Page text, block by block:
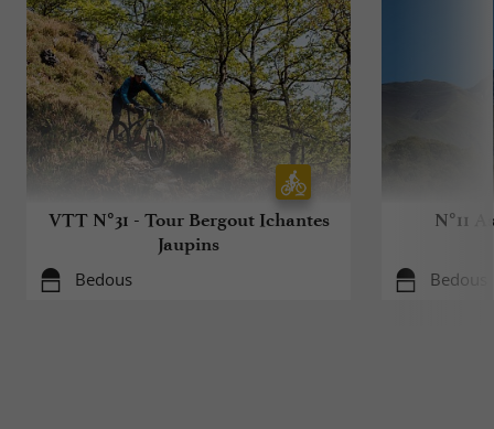
VTT N°31 - Tour Bergout Ichantes
Jaupins
Bedous
N°11
Bedous